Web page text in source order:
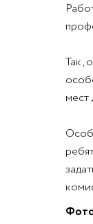
Так,
мест